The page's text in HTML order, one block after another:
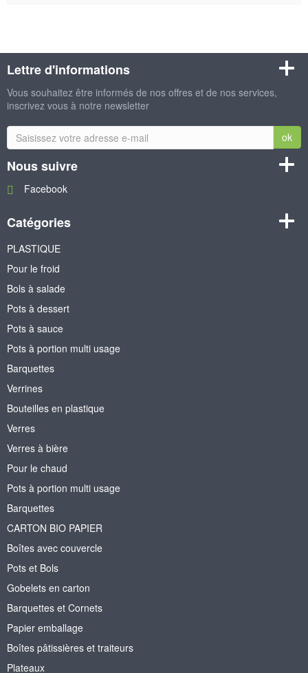
Lettre d'informations
Vous souhaitez être informés de nos offres et de nos services,
inscrivez vous à notre newsletter
ok
Nous suivre
Facebook
Catégories
PLASTIQUE
Pour le froid
Bols à salade
Pots à dessert
Pots à sauce
Pots à portion multi usage
Barquettes
Verrines
Bouteilles en plastique
Verres
Verres à bière
Pour le chaud
Pots à portion multi usage
Barquettes
CARTON BIO PAPIER
Boîtes avec couvercle
Pots et Bols
Gobelets en carton
Barquettes et Cornets
Papier emballage
Boîtes pâtissières et traiteurs
Plateaux